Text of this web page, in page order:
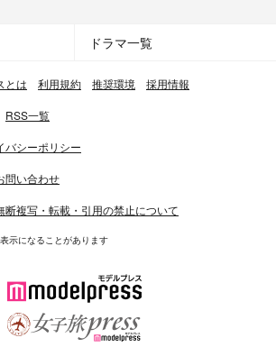
ドラマ一覧
とは 利用規約 推奨環境 採用情報
RSS一覧
バシーポリシー
問い合わせ
断複写・転載・引用の禁止について
示になることがあります